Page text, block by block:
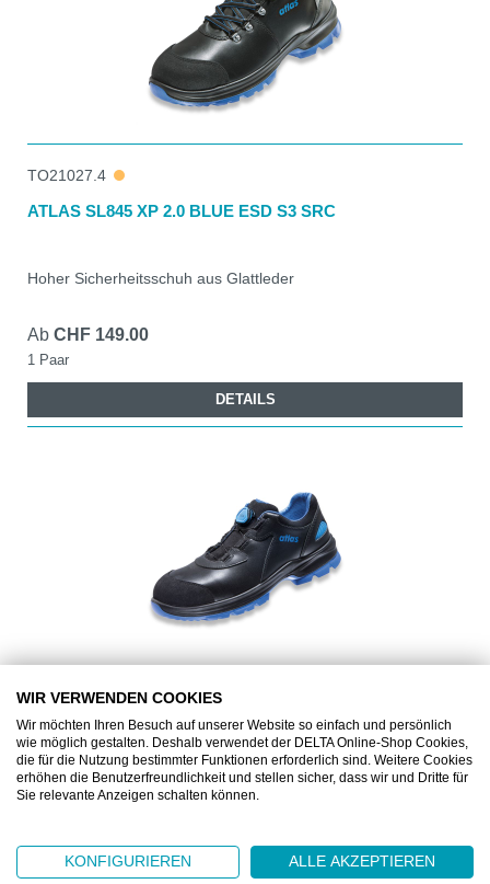
TO21027.4
ATLAS SL845 XP 2.0 BLUE ESD S3 SRC
Hoher Sicherheitsschuh aus Glattleder
Ab CHF 149.00
1 Paar
DETAILS
ATLAS SL9645 XP 2.0 BOA ESD S3 SRC WEITE 10
AbCHF 162.00
WIR VERWENDEN COOKIES
Wir möchten Ihren Besuch auf unserer Website so einfach und persönlich
wie möglich gestalten. Deshalb verwendet der DELTA Online-Shop Cookies,
die für die Nutzung bestimmter Funktionen erforderlich sind. Weitere Cookies
erhöhen die Benutzerfreundlichkeit und stellen sicher, dass wir und Dritte für
Sie relevante Anzeigen schalten können.
KONFIGURIEREN ALLE AKZEPTIEREN